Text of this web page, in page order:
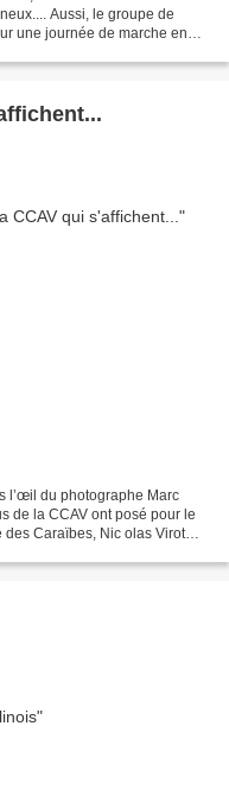
Aussi, le groupe de
une journée de marche en
l’œil du photographe Marc
de la CCAV ont posé pour le
Caraïbes, Nic olas Virot